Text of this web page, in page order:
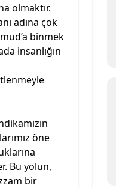
olmaktır.
adına çok
binmek
insanlığın
öne
Bu yolun,
bir